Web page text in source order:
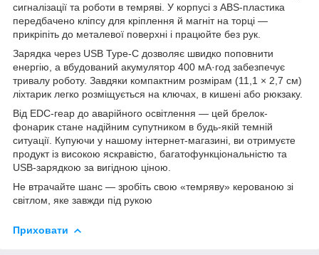
сигналізації та роботи в темряві. У корпусі з ABS-пластика
передбачено кліпсу для кріплення й магніт на торці —
прикріпіть до металевої поверхні і працюйте без рук.
Зарядка через USB Type-C дозволяє швидко поповнити
енергію, а вбудований акумулятор 400 мА·год забезпечує
тривалу роботу. Завдяки компактним розмірам (11,1 × 2,7 см)
ліхтарик легко розміщується на ключах, в кишені або рюкзаку.
Від EDC-геар до аварійного освітлення — цей брелок-
фонарик стане надійним супутником в будь-якій темній
ситуації. Купуючи у нашому інтернет-магазині, ви отримуєте
продукт із високою яскравістю, багатофункціональністю та
USB-зарядкою за вигідною ціною.
Не втрачайте шанс — зробіть свою «темряву» керованою зі
світлом, яке завжди під рукою
Приховати